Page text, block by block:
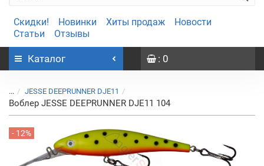
Скидки! Новинки Хиты продаж
Новости
Статьи
Отзывы
Каталог : 0
... JESSE DEEPRUNNER DJE11
Воблер JESSE DEEPRUNNER DJE11 104
- 12%